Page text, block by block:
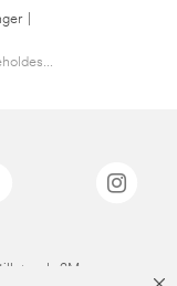
3M.